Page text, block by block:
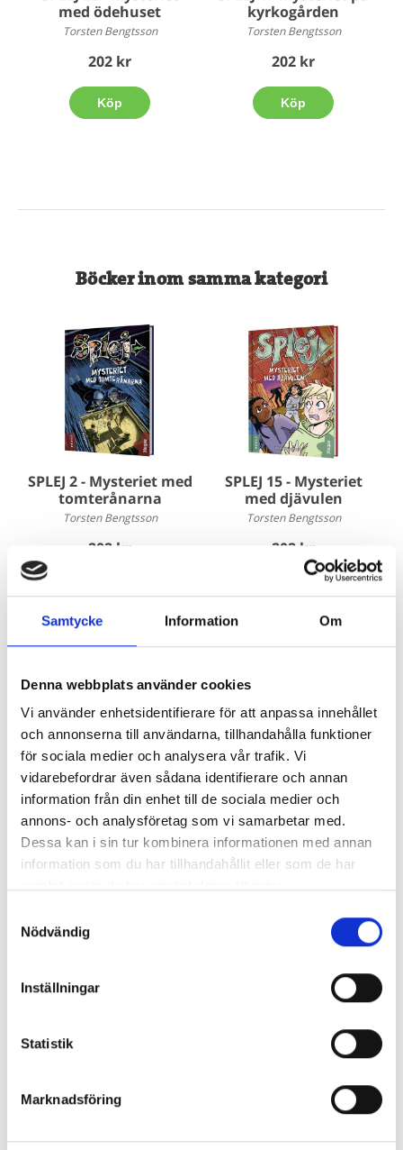
Samtycke Information Om
Denna webbplats använder cookies
Vi använder enhetsidentifierare för att anpassa innehållet
och annonserna till användarna, tillhandahålla funktioner
för sociala medier och analysera vår trafik. Vi
vidarebefordrar även sådana identifierare och annan
information från din enhet till de sociala medier och
annons- och analysföretag som vi samarbetar med.
Dessa kan i sin tur kombinera informationen med annan
information som du har tillhandahållit eller som de har
Nödvändig
Inställningar
Statistik
Marknadsföring
med ödehuset
Torsten Bengtsson
202 kr
Köp
kyrkogården
Torsten Bengtsson
202 kr
Köp
Böcker inom samma kategori
SPLEJ 2 - Mysteriet med
tomterånarna
Torsten Bengtsson
202 kr
SPLEJ 15 - Mysteriet
med djävulen
Torsten Bengtsson
202 kr
SPLEJ 3 - Mysteriet i
döda skogen
Torsten Bengtsson
202 kr
SPLEJ 16 - Mysteriet
med spökbåten
Torsten Bengtsson
202 kr
Kunder har även köpt